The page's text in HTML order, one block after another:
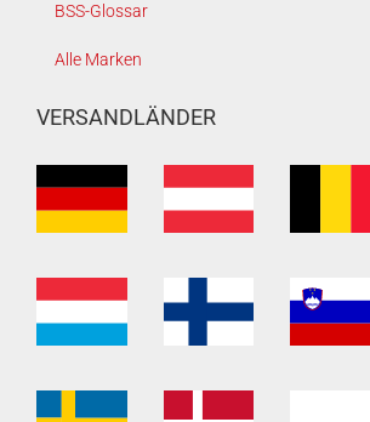
BSS-Glossar
Alle Marken
VERSANDLÄNDER